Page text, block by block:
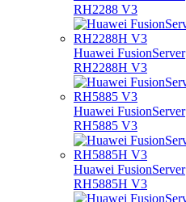
RH2288 V3
Huawei FusionServer
RH2288H V3
Huawei FusionServer
RH5885 V3
Huawei FusionServer
RH5885H V3